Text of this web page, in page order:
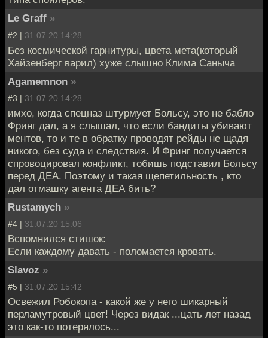
Le Graff »
#2 | 31.07.20 14:28
Без космической гарнитуры, цвета мета(который
Хайзенберг варил) хуже слышно Клима Саныча
Agamemnon »
#3 | 31.07.20 14:28
имхо, когда спецназ штурмует Больсу, это не бабло
Фринг дал, а я слышал, что если бандиты убивают
ментов, то и те в обратку проводят рейды не щадя
никого, без суда и следствия. И Фринг получается
спровоцировал конфликт, тобишь подставил Больсу
перед ДЕА. Поэтому и такая щепетильность , кто
дал отмашку агента ДЕА бить?
Rustamych »
#4 | 31.07.20 15:06
Вспомнился стишок:
Если каждому давать - поломается кровать.
Slavoz »
#5 | 31.07.20 15:42
Освежил Робокопа - какой же у него шикарный
перламутровый цвет! Через видак ...цать лет назад
это как-то потерялось...